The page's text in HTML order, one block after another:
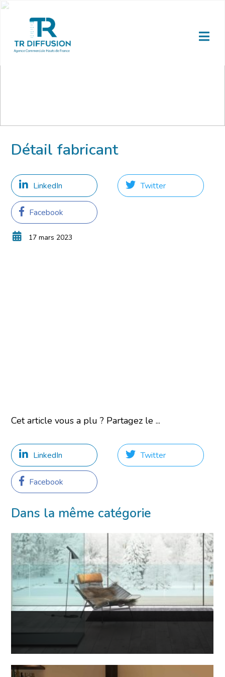
Détail fabricant
LinkedIn Twitter
Facebook
17 mars 2023
Cet article vous a plu ? Partagez le ...
LinkedIn Twitter
Facebook
Dans la même catégorie
16 Mar 2023